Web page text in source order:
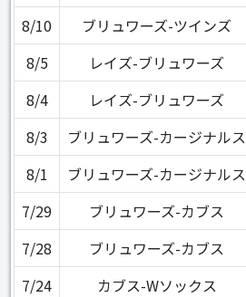
8/10
ブリュワーズ-ツインズ
8/5
レイズ-ブリュワーズ
8/4
レイズ-ブリュワーズ
8/3
ブリュワーズ-カージナルス
8/1
ブリュワーズ-カージナルス
7/29
ブリュワーズ-カブス
7/28
ブリュワーズ-カブス
7/24
カブス-Wソックス